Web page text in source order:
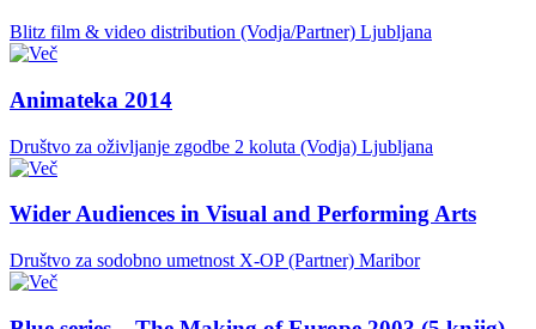
Blitz film & video distribution (Vodja/Partner) Ljubljana
Animateka 2014
Društvo za oživljanje zgodbe 2 koluta (Vodja) Ljubljana
Wider Audiences in Visual and Performing Arts
Društvo za sodobno umetnost X-OP (Partner) Maribor